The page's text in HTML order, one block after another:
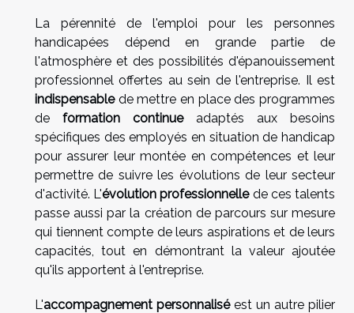
La pérennité de l'emploi pour les personnes
handicapées dépend en grande partie de
l'atmosphère et des possibilités d'épanouissement
professionnel offertes au sein de l'entreprise. Il est
indispensablede mettre en place des programmes
de formation continueadaptés aux besoins
spécifiques des employés en situation de handicap
pour assurer leur montée en compétences et leur
permettre de suivre les évolutions de leur secteur
d'activité. L'évolution professionnellede ces talents
passe aussi par la création de parcours sur mesure
qui tiennent compte de leurs aspirations et de leurs
capacités, tout en démontrant la valeur ajoutée
qu'ils apportent à l'entreprise.
L'accompagnement personnaliséest un autre pilier